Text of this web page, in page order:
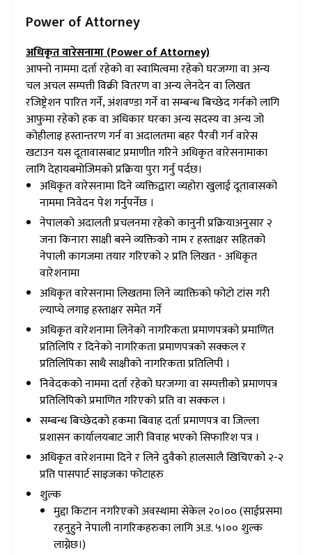
Power of Attorney
अधिकृत वारेसनामा(Power of Attorney)
आफ्नो नाममा दर्ता रहेको वा स्वामित्वमा रहेको घरजग्गा वा अन्य
चल अचल सम्पत्ती विक्री वितरण वा अन्य लेनदेन वा लिखत
रजिष्ट्रेशन पारित गर्ने, अंशवण्डा गर्ने वा सम्बन्ध बिच्छेद गर्नको लागि
आफुमा रहेको हक वा अधिकार घरका अन्य सदस्य वा अन्य जो
कोहीलाइ हस्तान्तरण गर्न वा अदालतमा बहर पैरवी गर्न वारेस
खटाउन यस दूतावासबाट प्रमाणीत गरिने अधिकृत वारेसनामाका
लागि देहायबमोजिमको प्रक्रिया पुरा गर्नु पर्दछ।
अधिकृत वारेसनामा दिने व्यक्तिद्वारा व्यहोरा खुलाई दूतावासको
नाममा निवेदन पेश गर्नुपर्नेछ ।
नेपालको अदालती प्रचलनमा रहेको कानुनी प्रक्रियाअनुसार २
जना किनारा साक्षी बस्ने व्यक्तिको नाम र हस्ताक्षर सहितको
नेपाली कागजमा तयार गरिएको २ प्रति लिखत - अधिकृत
वारेशनामा
अधिकृत वारेसनामा लिखतमा लिने व्याक्तिको फोटो टांस गरी
ल्याप्चे लगाइ हस्ताक्षर समेत गर्ने
अधिकृत वारेशनामा लिनेको नागरिकता प्रमाणपत्रको प्रमाणित
प्रतिलिपि र दिनेको नागरिकता प्रमाणपत्रको सक्कल र
प्रतिलिपिका साथै साक्षीको नागरिकता प्रतिलिपी ।
निवेदकको नाममा दर्ता रहेको घरजग्गा वा सम्पत्तीको प्रमाणपत्र
प्रतिलिपिको प्रमाणित गरिएको प्रति वा सक्कल ।
सम्बन्ध बिच्छेदको हकमा बिवाह दर्ता प्रमाणपत्र वा जिल्ला
प्रशासन कार्यालयबाट जारी विवाह भएको सिफारिश पत्र ।
अधिकृत वारेशनामा दिने र लिने दुवैको हालसालै खिचिएको २-२
प्रति पासपार्ट साइजका फोटाहरु
शुल्क
मुद्दा किटान नगरिएको अवस्थामा सेकेल २०।०० (साईप्रसमा
रहनुहुने नेपाली नागरिकहरुका लागि अ.ड. ५।०० शुल्क
लाग्नेछ।)